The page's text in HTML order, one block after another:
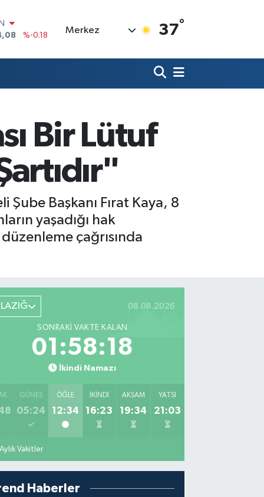
%0.18
%0.32
%-14
Merkez 37°
Bir Lütuf
Şube Başkanı Fırat Kaya, 8
yaşadığı hak
çağrısında
08.08.2026
SONRAKI VAKTE KALAN
01:58:17
İkindi Namazı
GÜNEŞ
05:24
ÖĞLE
12:34
İKINDI
16:23
AKŞAM
19:34
YATSI
21:03
Aylık Vakitler
Haberler